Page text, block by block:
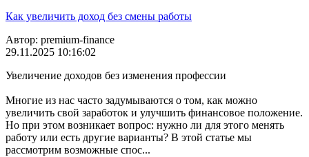
Как увеличить доход без смены работы
Автор: premium-finance
29.11.2025 10:16:02
Увеличение доходов без изменения профессии
Многие из нас часто задумываются о том, как можно
увеличить свой заработок и улучшить финансовое положение.
Но при этом возникает вопрос: нужно ли для этого менять
работу или есть другие варианты? В этой статье мы
рассмотрим возможные спос...